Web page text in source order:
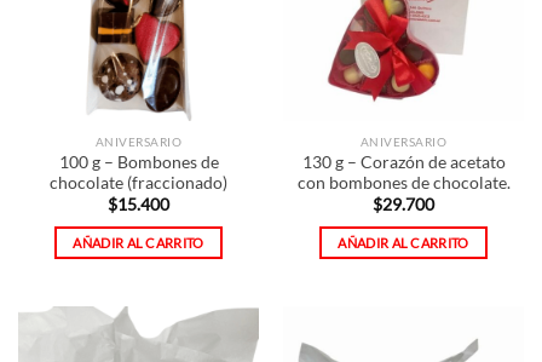
ANIVERSARIO
100 g – Bombones de
chocolate (fraccionado)
$15.400
AÑADIR AL CARRITO
ANIVERSARIO
130 g – Corazón de acetato
con bombones de chocolate.
$29.700
AÑADIR AL CARRITO